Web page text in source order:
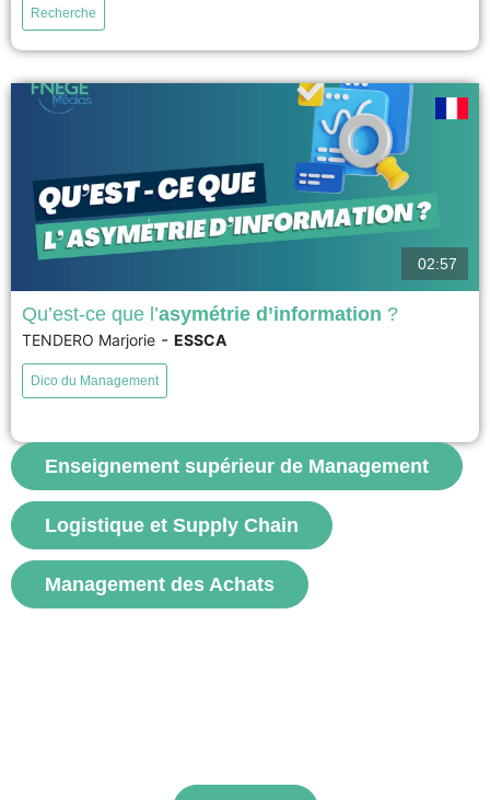
organisations, à l’ESSEC Business School. Différents procédés, dont la
voir
Recherche
L’asymétrie d’information désigne une situation dans laquelle les acteurs
d’un échange ne disposent pas des mêmes informations. Ce concept
permet de comprendre des phénomènes comme la sélection adverse,
voir
02:57
Qu’est-ce que l’asymétrie d’information ?
TENDERO Marjorie - ESSCA
Dico du Management
Enseignement supérieur de Management
Logistique et Supply Chain
Management des Achats